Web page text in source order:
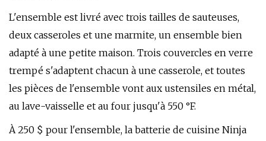
L'ensemble est livré avec trois tailles de sauteuses,
deux casseroles et une marmite, un ensemble bien
adapté à une petite maison. Trois couvercles en verre
trempé s'adaptent chacun à une casserole, et toutes
les pièces de l'ensemble vont aux ustensiles en métal,
au lave-vaisselle et au four jusqu'à 550 °F.
À 250 $ pour l'ensemble, la batterie de cuisine Ninja